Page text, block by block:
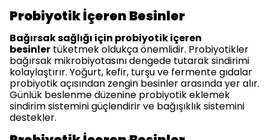
Probiyotik İçeren Besinler
Bağırsak sağlığı için probiyotik içeren
besinler tüketmek oldukça önemlidir. Probiyotikler
bağırsak mikrobiyotasını dengede tutarak sindirimi
kolaylaştırır. Yoğurt, kefir, turşu ve fermente gıdalar
probiyotik açısından zengin besinler arasında yer alır.
Günlük beslenme düzenine probiyotik eklemek
sindirim sistemini güçlendirir ve bağışıklık sistemini
destekler.